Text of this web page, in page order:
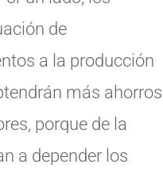
de
a la producción
más ahorros
porque de la
a depender los